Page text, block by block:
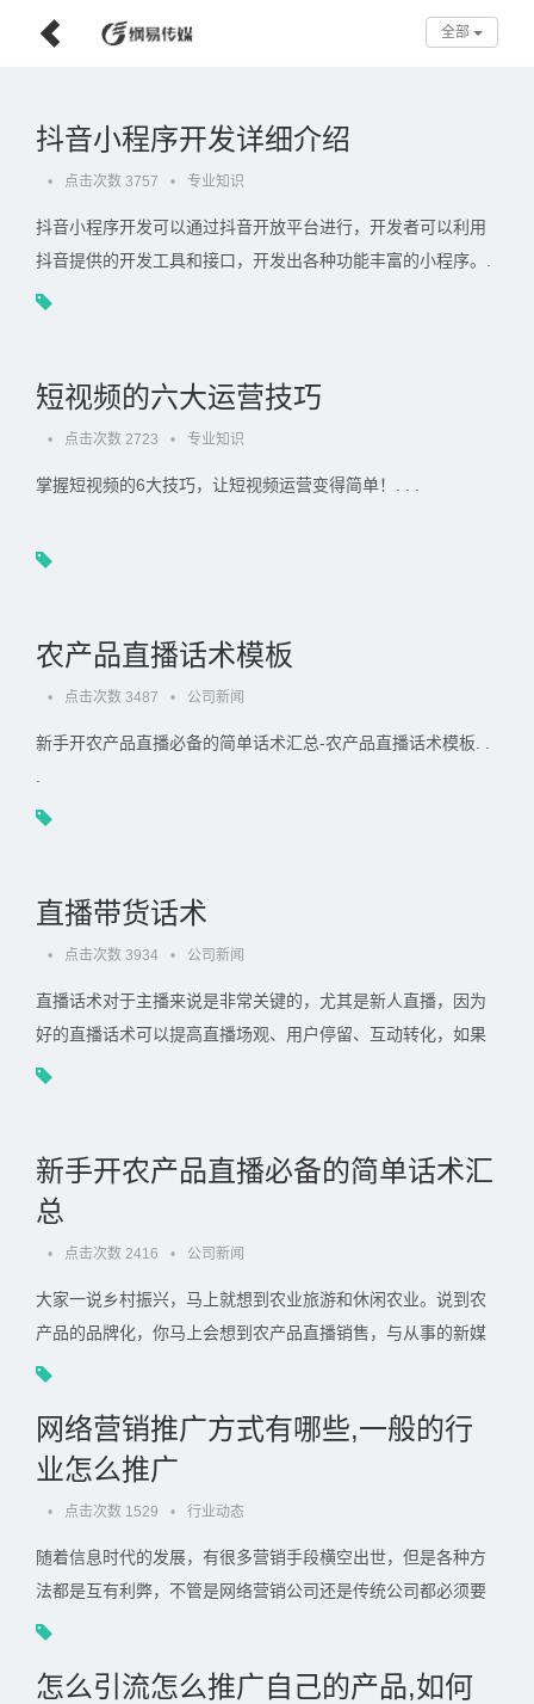
全部
抖音小程序开发详细介绍
• 点击次数 3757 • 专业知识
抖音小程序开发可以通过抖音开放平台进行，开发者可以利用
抖音提供的开发工具和接口，开发出各种功能丰富的小程序。.
. .
短视频的六大运营技巧
• 点击次数 2723 • 专业知识
掌握短视频的6大技巧，让短视频运营变得简单！. . .
农产品直播话术模板
• 点击次数 3487 • 公司新闻
新手开农产品直播必备的简单话术汇总-农产品直播话术模板. .
直播带货话术
• 点击次数 3934 • 公司新闻
直播话术对于主播来说是非常关键的，尤其是新人直播，因为
好的直播话术可以提高直播场观、用户停留、互动转化，如果
没有话术，主播面对镜头会很慌张。. . .
新手开农产品直播必备的简单话术汇
总
• 点击次数 2416 • 公司新闻
大家一说乡村振兴，马上就想到农业旅游和休闲农业。说到农
产品的品牌化，你马上会想到农产品直播销售，与从事的新媒
体不同，直播是口才的博弈，虽然里面包含着许多销售技巧，.
网络营销推广方式有哪些,一般的行
业怎么推广
• 点击次数 1529 • 行业动态
随着信息时代的发展，有很多营销手段横空出世，但是各种方
法都是互有利弊，不管是网络营销公司还是传统公司都必须要
把各种推广方式结合起来运用。 第一种模式：软文营销推广. . .
怎么引流怎么推广自己的产品,如何